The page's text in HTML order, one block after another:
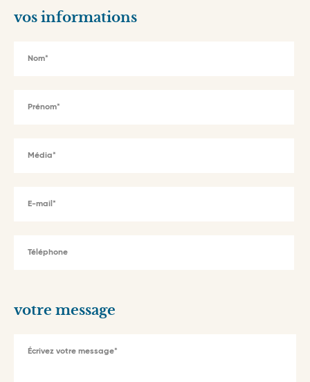
vos informations
Nom
Prénom
Média
E-mail
Téléphone
votre message
Écrivez votre message